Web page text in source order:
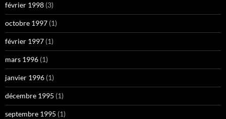
février 1998 (3)
octobre 1997 (1)
février 1997 (1)
mars 1996 (1)
janvier 1996 (1)
décembre 1995 (1)
septembre 1995 (1)